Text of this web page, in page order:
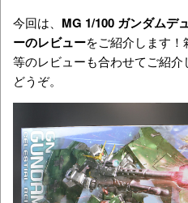
今回は、 MG 1/100 ガンダムデ
ーのレビューをご紹介します
等のレビューも合わせてご紹
どうぞ。